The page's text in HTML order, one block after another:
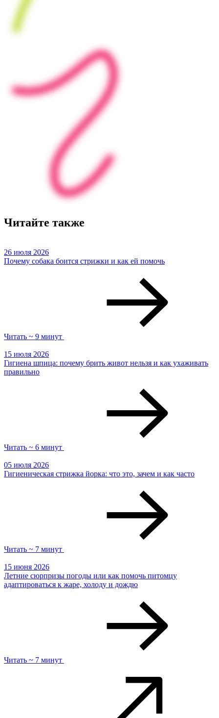
Читайте также
26 июля 2026
Почему собака боится стрижки и как ей помочь
Читать ~ 9 минут
15 июля 2026
Гигиена шпица: почему брить живот нельзя и как ухаживать
правильно
Читать ~ 6 минут
05 июля 2026
Гигиеническая стрижка йорка: что это, зачем и как часто
Читать ~ 7 минут
15 июня 2026
Летние сюрпризы погоды или как помочь питомцу
адаптироваться к жаре, холоду и дождю
Читать ~ 7 минут